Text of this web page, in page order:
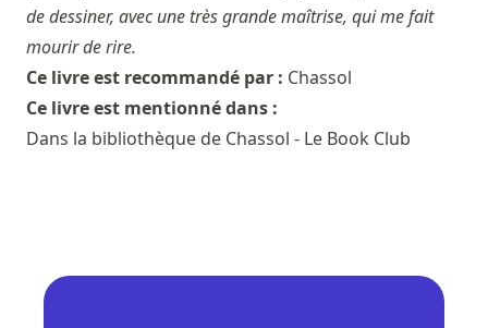
de dessiner, avec une très grande maîtrise, qui me fait
mourir de rire.
Ce livre est recommandé par : Chassol
Ce livre est mentionné dans :
Dans la bibliothèque de Chassol - Le Book Club